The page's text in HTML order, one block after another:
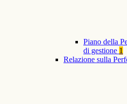
Piano della
di gestione 1
Relazione sulla